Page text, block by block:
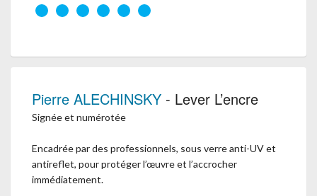
Pierre ALECHINSKY - Lever L’encre
Signée et numérotée
Encadrée par des professionnels, sous verre anti-UV et
antireflet, pour protéger l’œuvre et l’accrocher
immédiatement.